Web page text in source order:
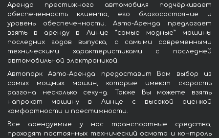
Аренда престижного автомобиля подчёркивает
обеспеченность клиента, его благосостояние и
уровень обеспеченности. Авто-Аренда предлагает
взять в аренду в Линце “самые модные” машины
последних годов выпуска, с самыми современными
техническими характеристиками с последней
автомобильной электроникой.
Автопарк Авто-Аренда предоставит Вам выбор из
самых мощных машин, которые имеют скорость
разгона несколько секунд. Также Вы можете взять
напрокат машину в Линце с высокой оценкой
комфортности и престижности.
Все арендуемые у нас транспортные средства,
проходят постоянных технический осмотр и контроль